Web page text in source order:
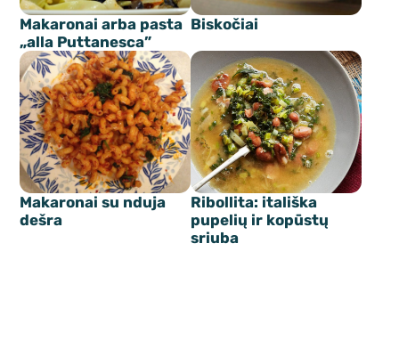
Makaronai arba pasta
„alla Puttanesca”
Biskočiai
Makaronai su nduja
dešra
Ribollita: itališka
pupelių ir kopūstų
sriuba